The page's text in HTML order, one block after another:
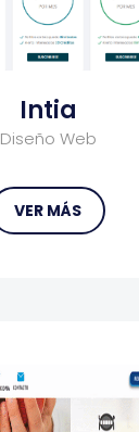
Intia
Diseño Web
VER MÁS